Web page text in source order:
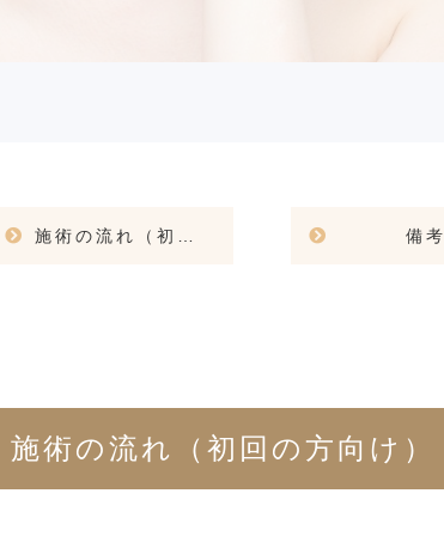
施術の流れ（初回の方向け） 備考
施術の流れ（初回の方向け）